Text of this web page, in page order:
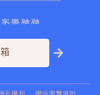
樂融融